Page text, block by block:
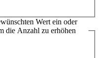
Wert ein oder
die Anzahl zu erhöhen